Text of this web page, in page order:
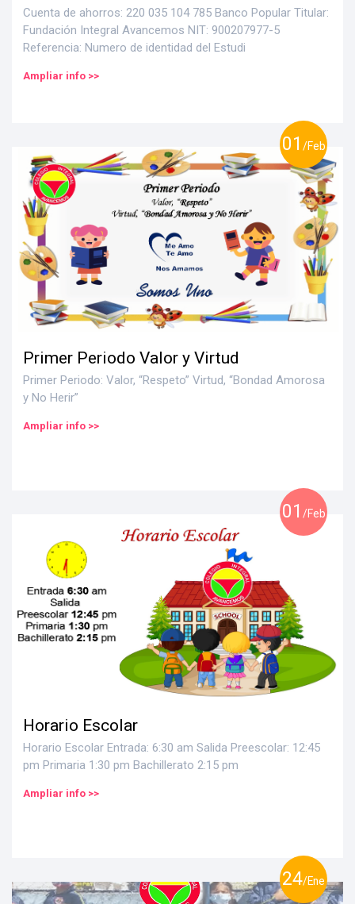
Cuenta de ahorros: 220 035 104 785 Banco Popular Titular:
Fundación Integral Avancemos NIT: 900207977-5
Referencia: Numero de identidad del Estudi
Ampliar info >>
01 /Feb
Primer Periodo Valor y Virtud
Primer Periodo: Valor, “Respeto” Virtud, “Bondad Amorosa
y No Herir”
Ampliar info >>
01 /Feb
Horario Escolar
Horario Escolar Entrada: 6:30 am Salida Preescolar: 12:45
pm Primaria 1:30 pm Bachillerato 2:15 pm
Ampliar info >>
24/Ene